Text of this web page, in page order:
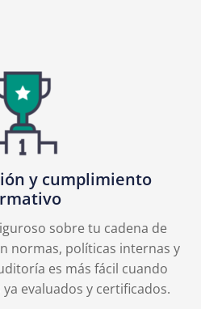
y cumplimiento
sobre tu cadena de
normas, políticas internas y
es más fácil cuando
evaluados y certificados.